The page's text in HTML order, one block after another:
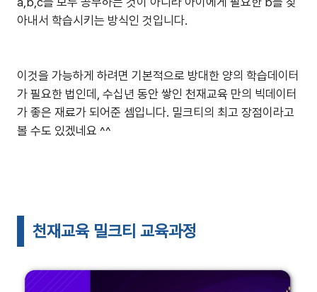
아내서 학습시키는 방식인 것입니다.
이것을 가능하게 하려면 기본적으로 방대한 양의 학습데이터
가 필요한 법인데, 수십년 동안 쌓인 천재교육 만의 빅데이터
가 좋은 재료가 되어준 셈입니다. 밀크티의 최고 장점이라고
볼 수도 있겠네요 ^^
천재교육 밀크티 교육과정